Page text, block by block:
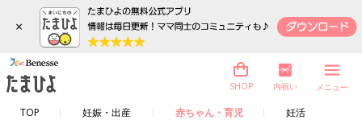
×
TOP 妊娠・出産 赤ちゃん・育児 妊活
SHOP 内祝い メニュー